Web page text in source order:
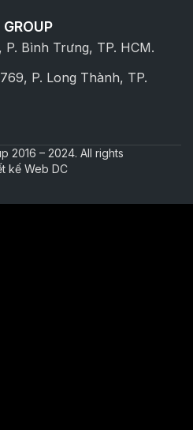
Bình Trưng, TP. HCM.
P. Long Thành, TP.
2016 – 2024. All rights
kế Web DC